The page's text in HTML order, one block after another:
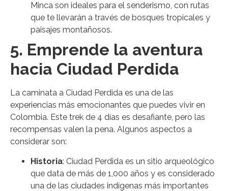
Minca son ideales para el senderismo, con rutas
que te llevarán a través de bosques tropicales y
paisajes montañosos.
5. Emprende la aventura
hacia Ciudad Perdida
La caminata a Ciudad Perdida es una de las
experiencias más emocionantes que puedes vivir en
Colombia. Este trek de 4 días es desafiante, pero las
recompensas valen la pena. Algunos aspectos a
considerar son:
Historia: Ciudad Perdida es un sitio arqueológico
que data de más de 1,000 años y es considerado
una de las ciudades indígenas más importantes